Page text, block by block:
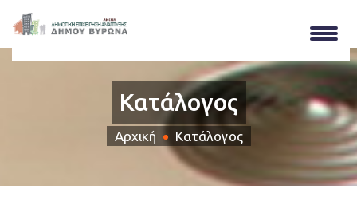
Κατάλογος
Αρχική Κατάλογος